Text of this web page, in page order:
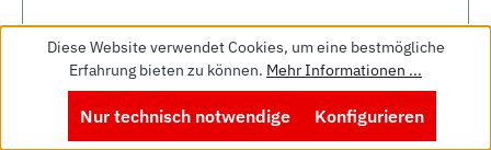
Diese Website verwendet Cookies, um eine bestmögliche
Erfahrung bieten zu können. Mehr Informationen ...
Nur technisch notwendige Konfigurieren